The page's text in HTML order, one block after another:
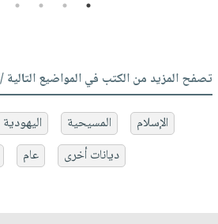
1
2
3
4
تصفح المزيد من الكتب في المواضيع التالية /
الإسلام المسيحية اليهودية
ديانات أخرى
عام